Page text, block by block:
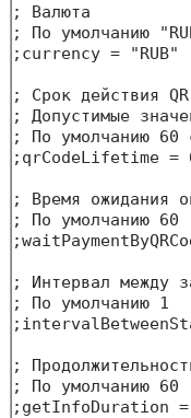
; Валюта
; По умолчанию
;currency = "RUB"
; Cрок действия
; Допустимые
; По умолчанию 60
;qrCodeLifetime =
; Время ожидания
; По умолчанию 60
; Интервал между
; По умолчанию 1
;
; По умолчанию 60
;getInfoDuration =